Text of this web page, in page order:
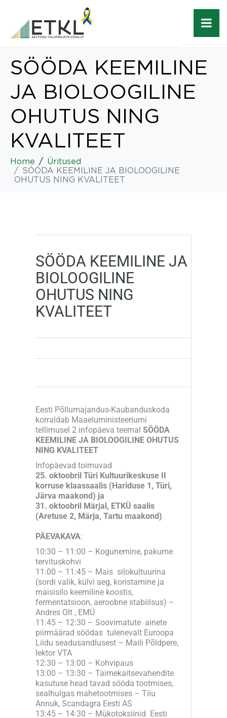
SÖÖDA KEEMILINE
JA BIOLOOGILINE
OHUTUS NING
KVALITEET
Home
Üritused
SÖÖDA KEEMILINE JA BIOLOOGILINE
OHUTUS NING KVALITEET
SÖÖDA KEEMILINE JA
BIOLOOGILINE
OHUTUS NING
KVALITEET
Eesti Põllumajandus-Kaubanduskoda
korraldab Maaeluministeeriumi
tellimusel 2 infopäeva teemal SÖÖDA
KEEMILINE JA BIOLOOGILINE OHUTUS
NING KVALITEET
Infopäevad toimuvad
25. oktoobril Türi Kultuurikeskuse II
korruse klaassaalis (Hariduse 1, Türi,
Järva maakond) ja
31. oktoobril Märjal, ETKÜ saalis
(Aretuse 2, Märja, Tartu maakond)
PÄEVAKAVA:
10:30 – 11:00 – Kogunemine, pakume
tervituskohvi
11:00 – 11:45 – Mais silokultuurina
(sordi valik, külvi aeg, koristamine ja
maisisilo keemiline koostis,
fermentatsioon, aeroobne stabiilsus) –
Andres Olt , EMÜ
11:45 – 12:30 – Soovimatute ainete
piirmäärad söödas tulenevalt Euroopa
Liidu seadusandlusest – Maili Põldpere,
lektor VTA
12:30 – 13:00 – Kohvipaus
13:00 – 13:30 – Taimekaitsevahendite
kasutuse head tavad sööda tootmises,
sealhulgas mahetootmises – Tiiu
Annuk, Scandagra Eesti AS
13:45 – 14:30 – Mükotoksiinid Eesti